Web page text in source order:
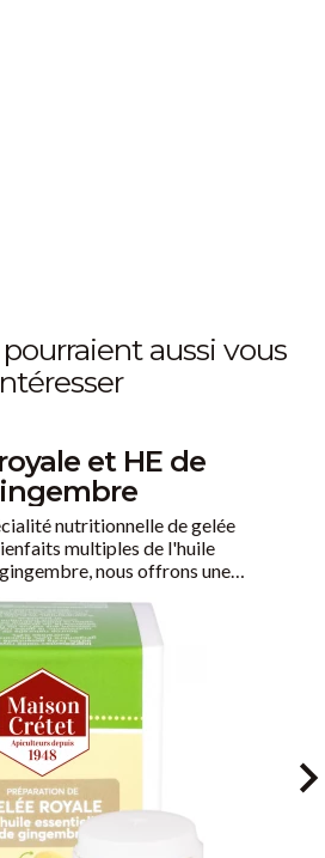
et HE de
nutritionnelle de gelée
multiples de l'huile
nous offrons une
santé de manière délicieuse.